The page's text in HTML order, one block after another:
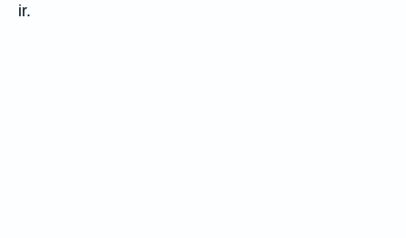
ir.